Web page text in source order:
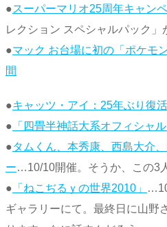
●スーパーマリオ25周年キャン
レクション スペシャルパック」
●マック お台場に初の「ポケモ
間
●キャッツ・アイ：25年ぶり復
● 「四畳半神話大系オフィシャ
●タムくん、本秀康、西島大介
ー…10/10開催。そうか、この3
● 「ねこぢるｙの世界2010」
ギャラリーにて。最終日に山野